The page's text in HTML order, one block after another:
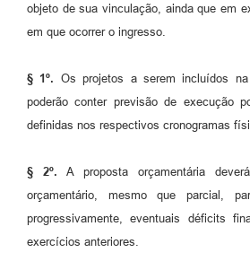
objeto de sua vinculação, ainda que em
em que ocorrer o ingresso.
§ 1º. Os projetos a serem incluídos na
poderão conter previsão de execução
definidas nos respectivos cronogramas
§ 2º. A proposta orçamentária
orçamentário, mesmo que parcial,
progressivamente, eventuais déficits
exercícios anteriores.